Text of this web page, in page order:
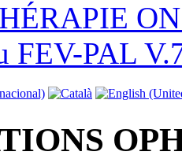
FEV-PAL